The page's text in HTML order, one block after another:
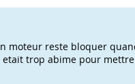
moteur reste bloquer
trop abime pour